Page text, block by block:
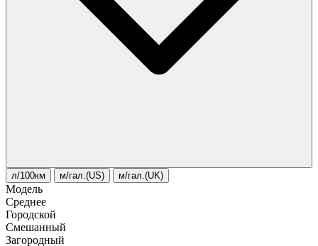
л/100км м/гал.(US) м/гал.(UK)
Модель
Среднее
Городской
Смешанный
Загородный